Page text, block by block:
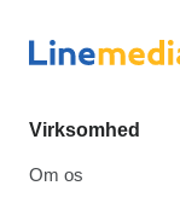
Virksomhed
Om os